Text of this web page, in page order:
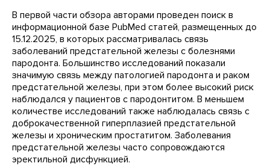
В первой части обзора авторами проведен поиск в
информационной базе PubMed статей, размещенных до
15.12.2025, в которых рассматривалась связь
заболеваний предстательной железы с болезнями
пародонта. Большинство исследований показали
значимую связь между патологией пародонта и раком
предстательной железы, при этом более высокий риск
наблюдался у пациентов с пародонтитом. В меньшем
количестве исследований также наблюдалась связь с
доброкачественной гиперплазией предстательной
железы и хроническим простатитом. Заболевания
предстательной железы часто сопровождаются
эректильной дисфункцией.